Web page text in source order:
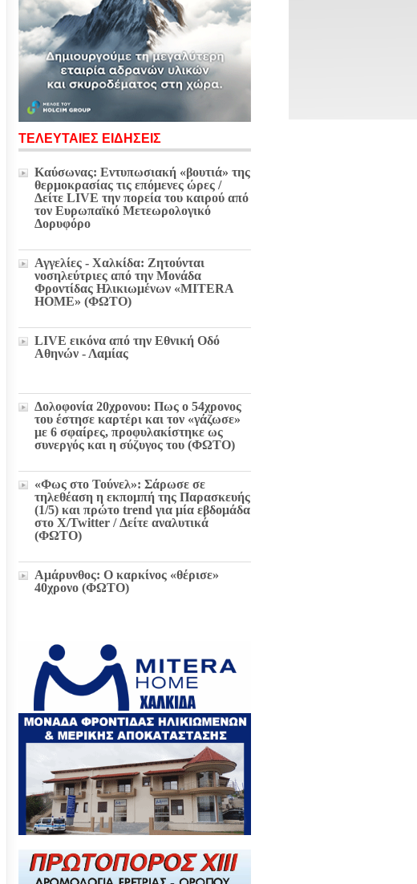
ΤΕΛΕΥΤΑΙΕΣ ΕΙΔΗΣΕΙΣ
Καύσωνας: Εντυπωσιακή «βουτιά» της
θερμοκρασίας τις επόμενες ώρες /
Δείτε LIVE την πορεία του καιρού από
τον Ευρωπαϊκό Μετεωρολογικό
Δορυφόρο
Αγγελίες - Χαλκίδα: Ζητούνται
νοσηλεύτριες από την Μονάδα
Φροντίδας Ηλικιωμένων «MITERA
HOME» (ΦΩΤΟ)
LIVE εικόνα από την Εθνική Οδό
Αθηνών - Λαμίας
Δολοφονία 20χρονου: Πως ο 54χρονος
του έστησε καρτέρι και τον «γάζωσε»
με 6 σφαίρες, προφυλακίστηκε ως
συνεργός και η σύζυγος του (ΦΩΤΟ)
«Φως στο Τούνελ»: Σάρωσε σε
τηλεθέαση η εκπομπή της Παρασκευής
(1/5) και πρώτο trend για μία εβδομάδα
στο X/Twitter / Δείτε αναλυτικά
(ΦΩΤΟ)
Αμάρυνθος: Ο καρκίνος «θέρισε»
40χρονο (ΦΩΤΟ)
παρελθόν και μέλλον / Αποκλειστικά
στο EviaZoom.gr: Η ένορκη κατάθεση
πρώην Εισαγγελέα Χαλκίδας:
«Διεφθαρμένοι στη Χαλκίδα όλοι οι
διοικούντες δημόσιοι λειτουργοί...»
(ΕΓΓΡΑΦΑ)
Μετά την Χαλκίδα έμεινε χωρίς νερό
και το Βασιλικό λόγω ξανά νέας
έκτακτης βλάβης...
Ζωή Κωνσταντοπούλου για σκάνδαλο
υποκλοπών: «Να κληθεί ο Εισαγγελέας
του Αρείου Πάγου Κ. Τζαβέλλας στην
Επιτροπή Θεσμών και Διαφάνειας της
Βουλής»